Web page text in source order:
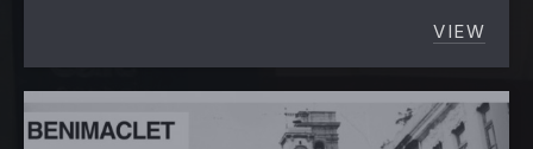
VIEWDOBLE